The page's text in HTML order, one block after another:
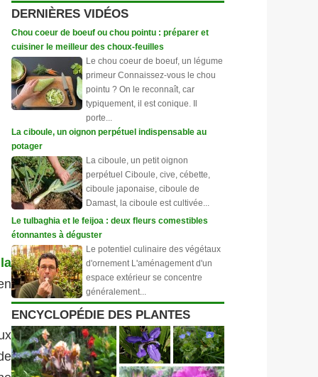
DERNIÈRES VIDÉOS
Chou coeur de boeuf ou chou pointu : préparer et
cuisiner le meilleur des choux-feuilles
Le chou coeur de boeuf, un légume
primeur Connaissez-vous le chou
pointu ? On le reconnaît, car
typiquement, il est conique. Il
porte...
La ciboule, un oignon perpétuel indispensable au
potager
La ciboule, un petit oignon
perpétuel Ciboule, cive, cébette,
ciboule japonaise, ciboule de
Damast, la ciboule est cultivée...
Le tulbaghia et le feijoa : deux fleurs comestibles
étonnantes à déguster
Le potentiel culinaire des végétaux
d'ornement L'aménagement d'un
espace extérieur se concentre
généralement...
ENCYCLOPÉDIE DES PLANTES